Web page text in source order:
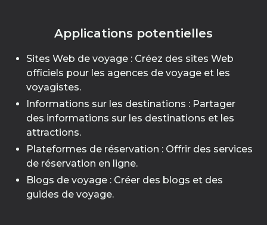
Applications potentielles
Sites Web de voyage : Créez des sites Web
officiels pour les agences de voyage et les
voyagistes.
Informations sur les destinations : Partager
des informations sur les destinations et les
attractions.
Plateformes de réservation : Offrir des services
de réservation en ligne.
Blogs de voyage : Créer des blogs et des
guides de voyage.